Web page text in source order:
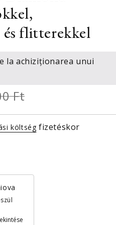
és flitterekkel
la achiziționarea unui
Ft
költség fizetéskor